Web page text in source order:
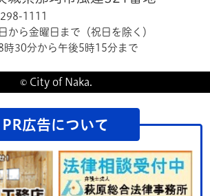
1111
から金曜日まで（祝日を除く）
時30分から午後5時15分まで
© City of Naka.
PR広告について